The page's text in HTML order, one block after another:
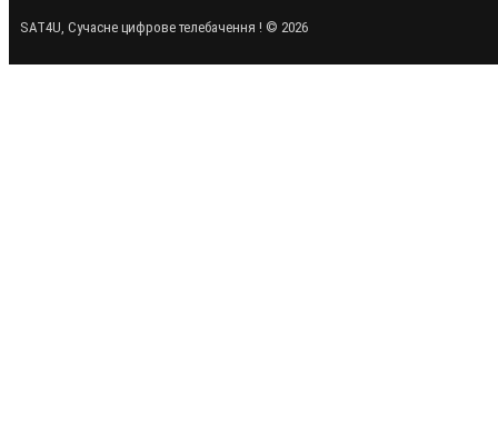
SAT4U, Сучасне цифрове телебачення ! © 2026